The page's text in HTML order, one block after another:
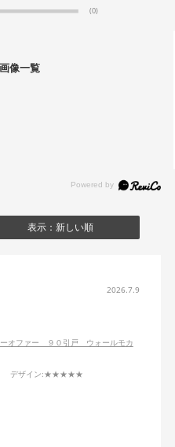
(0)
像一覧
表示：新しい順
2026.7.9
ファー ９０引戸 ウォールモカ
デザイン:★★★★★